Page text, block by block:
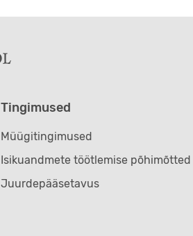
Tingimused
Müügitingimused
Isikuandmete töötlemise põhimõtted
Juurdepääsetavus